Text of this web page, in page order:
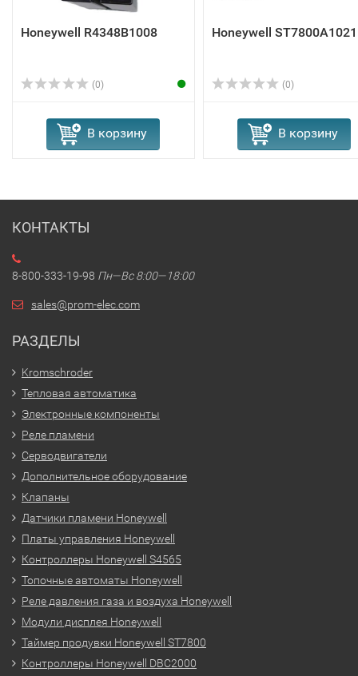
Honeywell R4348B1008
(0)
В корзину
Honeywell ST7800A1021
(0)
В корзину
КОНТАКТЫ
8-800-333-19-98 Пн—Вс 8:00—18:00
sales@prom-elec.com
РАЗДЕЛЫ
Kromschroder
Тепловая автоматика
Электронные компоненты
Реле пламени
Серводвигатели
Дополнительное оборудование
Клапаны
Датчики пламени Honeywell
Платы управления Honeywell
Контроллеры Honeywell S4565
Топочные автоматы Honeywell
Реле давления газа и воздуха Honeywell
Модули дисплея Honeywell
Таймер продувки Honeywell ST7800
Контроллеры Honeywell DBC2000